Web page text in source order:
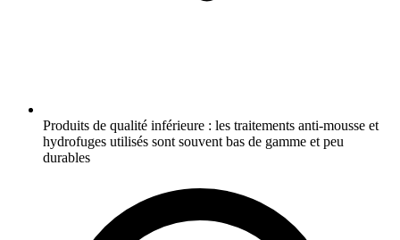
Produits de qualité inférieure : les traitements anti-mousse et
hydrofuges utilisés sont souvent bas de gamme et peu
durables